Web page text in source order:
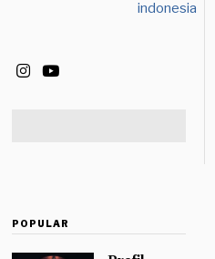
POPULAR